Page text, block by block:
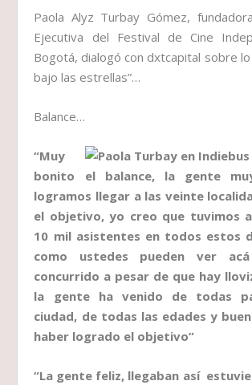
Paola Alyz Turbay Gómez,
Ejecutiva del Festival de Cine
Bogotá, dialogó con dxtcapital sobre lo
bajo las estrellas”…
Balance…
“Muy
bonito el balance, la gente
logramos llegar a las veinte
el objetivo, yo creo que tuvimos
10 mil asistentes en todos estos
como ustedes pueden ver
concurrido a pesar de que hay
la gente ha venido de todas
ciudad, de todas las edades y
haber logrado el objetivo”
“La gente feliz, llegaban así